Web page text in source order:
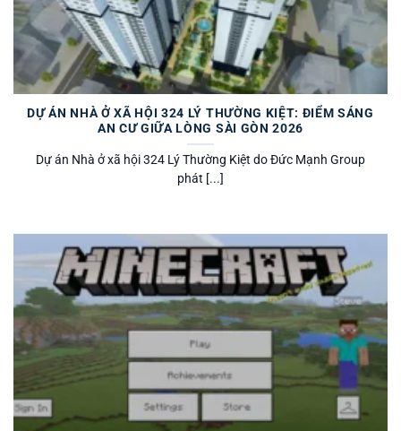
DỰ ÁN NHÀ Ở XÃ HỘI 324 LÝ THƯỜNG KIỆT: ĐIỂM SÁNG
AN CƯ GIỮA LÒNG SÀI GÒN 2026
Dự án Nhà ở xã hội 324 Lý Thường Kiệt do Đức Mạnh Group
phát [...]